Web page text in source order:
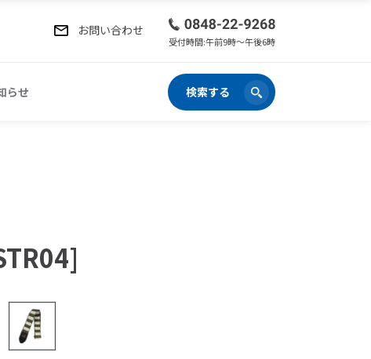
お問い合わせ
受付時間:午前9時〜午後6時
らせ 検索する